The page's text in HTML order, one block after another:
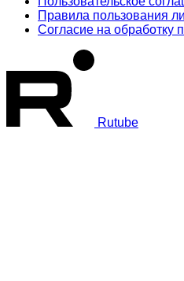
Правила пользования
Согласие на обработку
Rutube